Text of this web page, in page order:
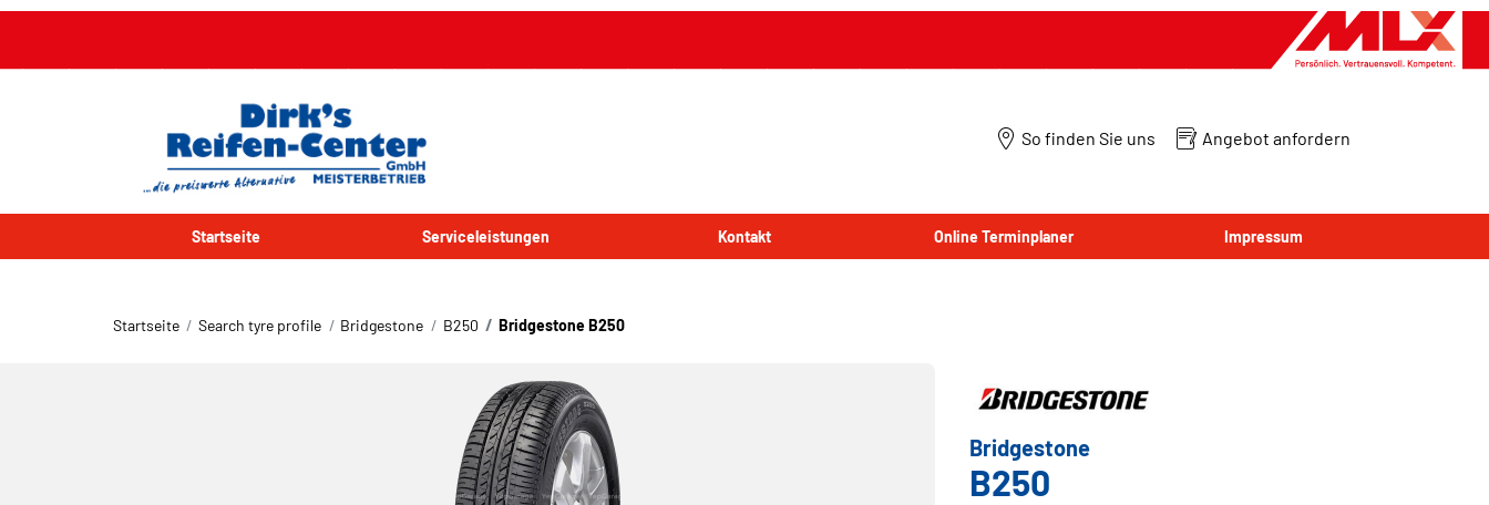
So finden Sie uns Angebot anfordern
Startseite Serviceleistungen Kontakt Online Terminplaner Impressum
Startseite Search tyre profile Bridgestone B250 Bridgestone B250
Bridgestone
B250